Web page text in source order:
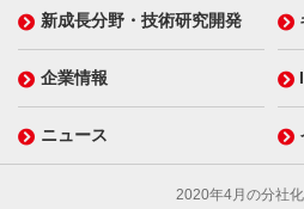
新成長分野・技術研究開発
企業情報
ニュース
2020年4月の分社化